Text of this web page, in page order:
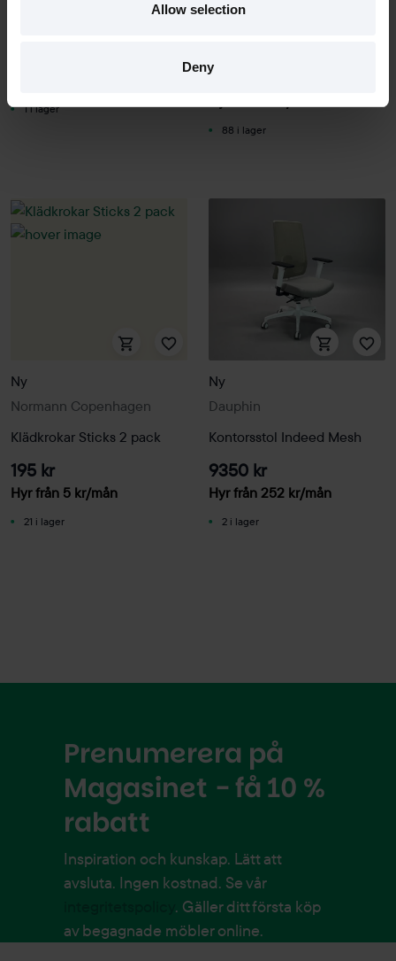
Allow selection
Deny
1 i lager
395 kr
88 i lager
Normann Copenhagen
Ny
Klädkrokar Sticks 2 pack
195 kr
Hyr från 5 kr/mån
21 i lager
Dauphin
Ny
Kontorsstol Indeed Mesh
9350 kr
Hyr från 252 kr/mån
2 i lager
Prenumerera på
Magasinet - få 10 %
rabatt
Inspiration och kunskap. Lätt att
avsluta. Ingen kostnad. Se vår
. Gäller ditt första köp
av begagnade möbler online.